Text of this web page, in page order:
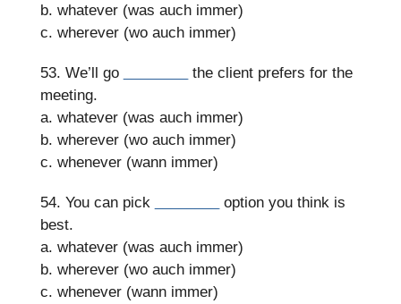
b. whatever (was auch immer)
c. wherever (wo auch immer)
53. We’ll go
the client prefers for the
meeting.
a. whatever (was auch immer)
b. wherever (wo auch immer)
c. whenever (wann immer)
54. You can pick
option you think is
best.
a. whatever (was auch immer)
b. wherever (wo auch immer)
c. whenever (wann immer)